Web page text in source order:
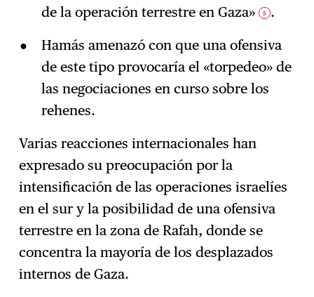
de la operación terrestre en Gaza»
5 .
Hamás amenazó con que una ofensiva
de este tipo provocaría el «torpedeo» de
las negociaciones en curso sobre los
rehenes.
Varias reacciones internacionales han
expresado su preocupación por la
intensificación de las operaciones israelíes
en el sur y la posibilidad de una ofensiva
terrestre en la zona de Rafah, donde se
concentra la mayoría de los desplazados
internos de Gaza.